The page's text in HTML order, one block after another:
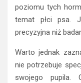
poziomu tych
temat płci psa.
precyzyjna niż
Warto jednak
nie potrzebuje
swojego pupila.